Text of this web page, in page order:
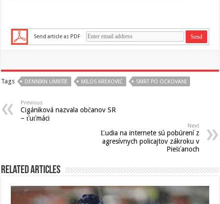
Send article as PDF
Tags DENNIKN UMRTIE MILOS KREKOVIC SMRT PO OCKOVANI
Previous
Cigániková nazvala občanov SR
– ťuťmáci
Next
Ľudia na internete sú pobúrení z
agresívnych policajtov zákroku v
Piešťanoch
Related Articles